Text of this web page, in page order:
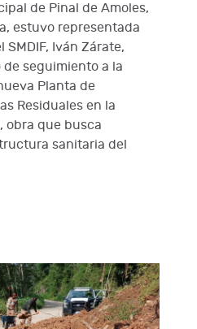
de Pinal de Amoles,
estuvo representada
Iván Zárate,
seguimiento a la
Planta de
Residuales en la
obra que busca
sanitaria del